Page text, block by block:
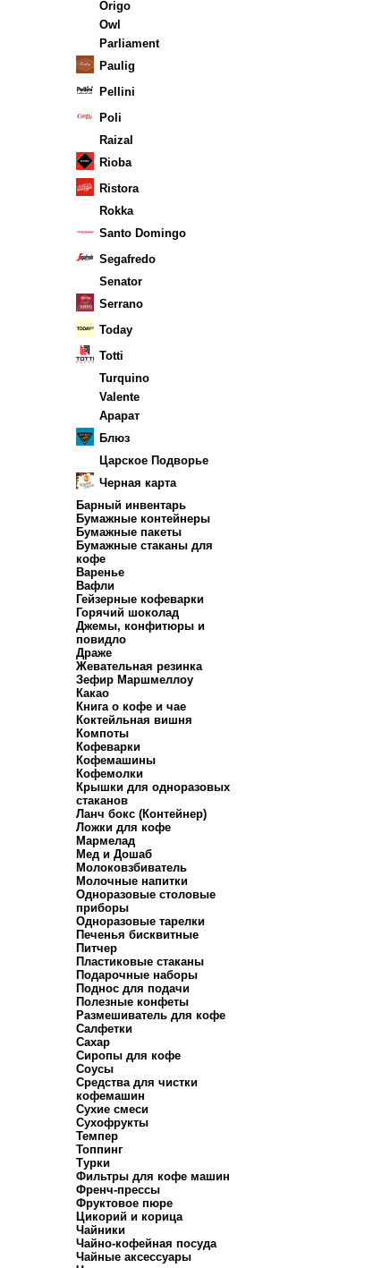
Origo
Owl
Parliament
Paulig
Pellini
Poli
Raizal
Rioba
Ristora
Rokka
Santo Domingo
Segafredo
Senator
Serrano
Today
Totti
Turquino
Valente
Арарат
Блюз
Царское Подворье
Черная карта
Барный инвентарь
Бумажные контейнеры
Бумажные пакеты
Бумажные стаканы для
кофе
Варенье
Вафли
Гейзерные кофеварки
Горячий шоколад
Джемы, конфитюры и
повидло
Драже
Жевательная резинка
Зефир Маршмеллоу
Какао
Книга о кофе и чае
Коктейльная вишня
Компоты
Кофеварки
Кофемашины
Кофемолки
Крышки для одноразовых
стаканов
Ланч бокс (Контейнер)
Ложки для кофе
Мармелад
Мед и Дошаб
Молоковзбиватель
Молочные напитки
Одноразовые столовые
приборы
Одноразовые тарелки
Печенья бисквитные
Питчер
Пластиковые стаканы
Подарочные наборы
Поднос для подачи
Полезные конфеты
Размешиватель для кофе
Салфетки
Сахар
Сиропы для кофе
Соусы
Средства для чистки
кофемашин
Сухие смеси
Сухофрукты
Темпер
Топпинг
Турки
Фильтры для кофе машин
Френч-прессы
Фруктовое пюре
Цикорий и корица
Чайники
Чайно-кофейная посуда
Чайные аксессуары